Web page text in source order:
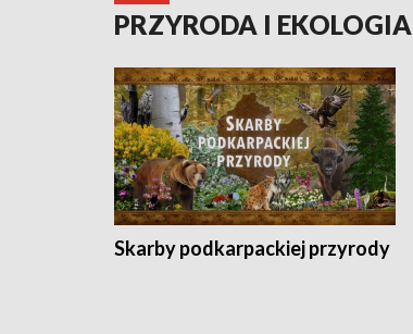
PRZYRODA I EKOLOGIA
Skarby podkarpackiej przyrody